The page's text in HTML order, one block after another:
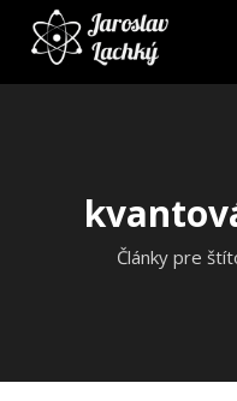
Články pre